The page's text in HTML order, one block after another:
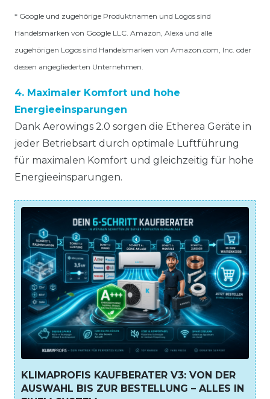
* Google und zugehörige Produktnamen und Logos sind
Handelsmarken von Google LLC. Amazon, Alexa und alle
zugehörigen Logos sind Handelsmarken von Amazon.com, Inc. oder
dessen angegliederten Unternehmen.
4. Maximaler Komfort und hohe
Energieeinsparungen
Dank Aerowings 2.0 sorgen die Etherea Geräte in
jeder Betriebsart durch optimale Luftführung
für maximalen Komfort und gleichzeitig für hohe
Energieeinsparungen.
KLIMAPROFIS KAUFBERATER V3: VON DER
AUSWAHL BIS ZUR BESTELLUNG – ALLES IN